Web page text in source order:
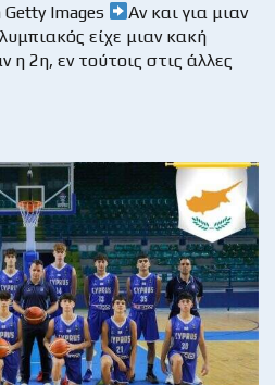
Images
Αν και για μιαν
είχε μιαν κακή
2η, εν τούτοις στις άλλες